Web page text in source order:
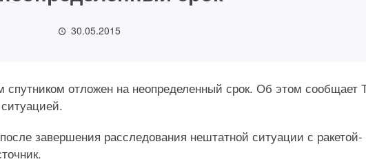
30.05.2015
спутником отложен на неопределенный срок. Об этом сообщает
после завершения расследования нештатной ситуации с ракетой-